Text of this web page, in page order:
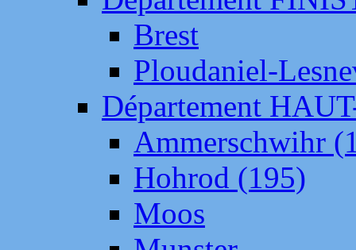
Brest
Ploudaniel-
Département
Ammerschwihr
Hohrod (195)
Moos